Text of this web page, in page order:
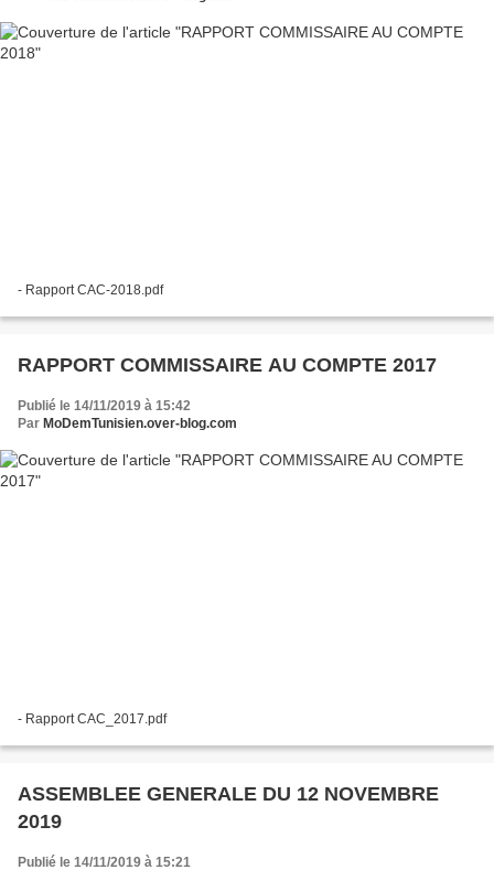
- Rapport CAC-2018.pdf
RAPPORT COMMISSAIRE AU COMPTE 2017
Publié le 14/11/2019 à 15:42
Par MoDemTunisien.over-blog.com
- Rapport CAC_2017.pdf
ASSEMBLEE GENERALE DU 12 NOVEMBRE
2019
Publié le 14/11/2019 à 15:21